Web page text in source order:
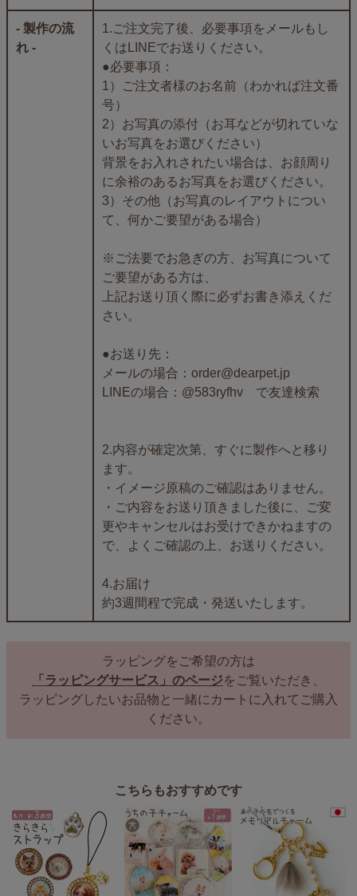
- 製作の流
れ -
1.ご注文完了後、必要事項をメールもし
くはLINEでお送りください。
●必要事項：
1）ご注文者様のお名前（わかれば注文番
号）
2）お写真の添付（お耳などが切れていな
いお写真をお選びください）
背景をお入れされたい場合は、お顔周り
に余裕のあるお写真をお選びください。
3）その他（お写真のレイアウトについ
て、何かご要望がある場合）
※ご法要でお急ぎの方、お写真について
ご要望がある方は、
上記お送り頂く際に必ずお書き添えくだ
さい。
●お送り先：
メールの場合：order@dearpet.jp
LINEの場合：@583ryfhv で友達検索
2.内容が確定次第、すぐに製作へと移り
ます。
・イメージ原稿のご確認はありません。
・ご内容をお送り頂きました後に、ご変
更やキャンセルはお受けできかねますの
で、よくご確認の上、お送りください。
4.お届け
約3週間程で完成・発送いたします。
ラッピングをご希望の方は
「ラッピングサービス」のページをご覧いただき、
ラッピングしたいお品物と一緒にカートに入れてご購入
ください。
こちらもおすすめです